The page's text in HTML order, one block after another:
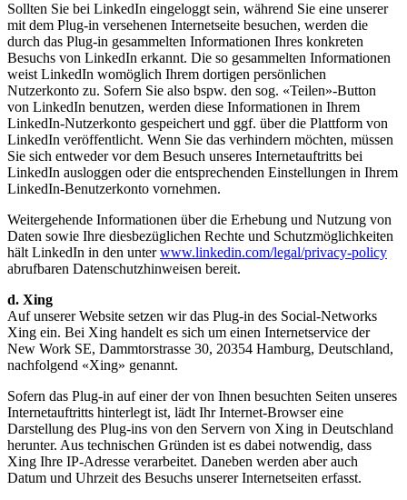
Sollten Sie bei LinkedIn eingeloggt sein, während Sie eine unserer
mit dem Plug-in versehenen Internetseite besuchen, werden die
durch das Plug-in gesammelten Informationen Ihres konkreten
Besuchs von LinkedIn erkannt. Die so gesammelten Informationen
weist LinkedIn womöglich Ihrem dortigen persönlichen
Nutzerkonto zu. Sofern Sie also bspw. den sog. «Teilen»-Button
von LinkedIn benutzen, werden diese Informationen in Ihrem
LinkedIn-Nutzerkonto gespeichert und ggf. über die Plattform von
LinkedIn veröffentlicht. Wenn Sie das verhindern möchten, müssen
Sie sich entweder vor dem Besuch unseres Internetauftritts bei
LinkedIn ausloggen oder die entsprechenden Einstellungen in Ihrem
LinkedIn-Benutzerkonto vornehmen.
Weitergehende Informationen über die Erhebung und Nutzung von
Daten sowie Ihre diesbezüglichen Rechte und Schutzmöglichkeiten
hält LinkedIn in den unterwww.linkedin.com/legal/privacy-policy
abrufbaren Datenschutzhinweisen bereit.
d. Xing
Auf unserer Website setzen wir das Plug-in des Social-Networks
Xing ein. Bei Xing handelt es sich um einen Internetservice der
New Work SE, Dammtorstrasse 30, 20354 Hamburg, Deutschland,
nachfolgend «Xing» genannt.
Sofern das Plug-in auf einer der von Ihnen besuchten Seiten unseres
Internetauftritts hinterlegt ist, lädt Ihr Internet-Browser eine
Darstellung des Plug-ins von den Servern von Xing in Deutschland
herunter. Aus technischen Gründen ist es dabei notwendig, dass
Xing Ihre IP-Adresse verarbeitet. Daneben werden aber auch
Datum und Uhrzeit des Besuchs unserer Internetseiten erfasst.